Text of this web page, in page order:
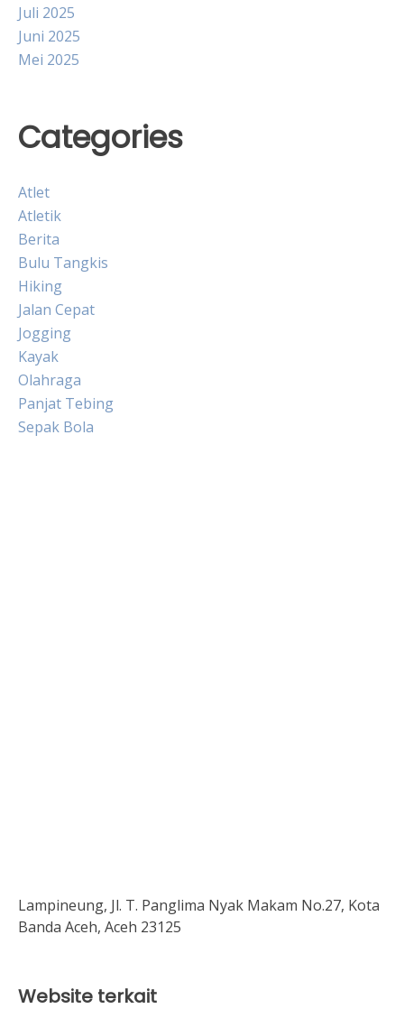
Juli 2025
Juni 2025
Mei 2025
Categories
Atlet
Atletik
Berita
Bulu Tangkis
Hiking
Jalan Cepat
Jogging
Kayak
Olahraga
Panjat Tebing
Sepak Bola
Lampineung, Jl. T. Panglima Nyak Makam No.27, Kota
Banda Aceh, Aceh 23125
Website terkait